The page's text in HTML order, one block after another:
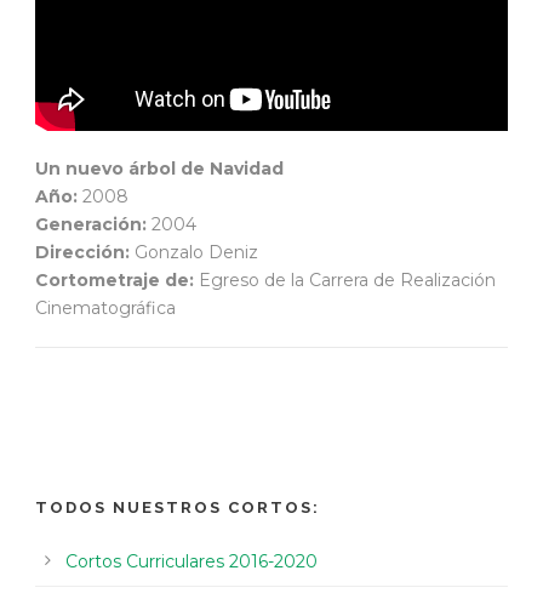
Un nuevo árbol de Navidad
Año: 2008
Generación: 2004
Dirección: Gonzalo Deniz
Cortometraje de: Egreso de la Carrera de Realización
Cinematográfica
TODOS NUESTROS CORTOS:
Cortos Curriculares 2016-2020